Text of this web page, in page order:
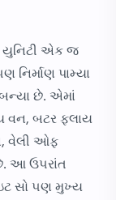
યુનિટી એક જ
પામ્યા
છે. એમાં
વન, બટર ફલાય
વેલી ઓફ
છે. આ ઉ૫રાંત
સો ૫ણ મુખ્ય